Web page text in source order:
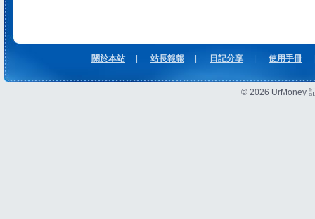
關於本站 站長報報 日記分享 使用手冊
© 2026 UrMoney